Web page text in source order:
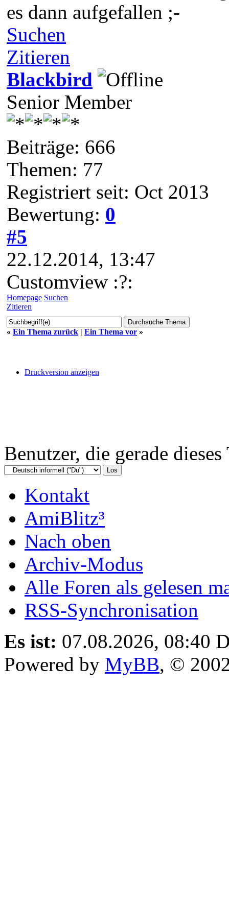
es dann aufgefallen ;-
Suchen
Zitieren
Blackbird
Senior Member
Beiträge: 666
Themen: 77
Registriert seit: Oct 2013
Bewertung: 0
#5
22.12.2014, 13:47
Customview :?:
Homepage Suchen
Zitieren
« Ein Thema zurück | Ein Thema vor »
Druckversion anzeigen
Benutzer, die gerade
Kontakt
AmiBlitz³
Nach oben
Archiv-Modus
Alle Foren als gelesen
RSS-Synchronisation
Es ist: 07.08.2026, 08:40
Powered by MyBB, ©